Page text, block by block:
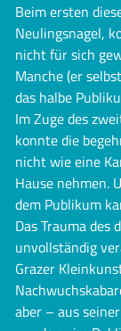
Beim ersten
Neulingsnagel,
nicht für sich
Manche (er
das halbe
Im Zuge des
konnte die
nicht wie eine
Hause nehmen.
dem Publikum
Das Trauma
unvollständig
Grazer
aber – aus